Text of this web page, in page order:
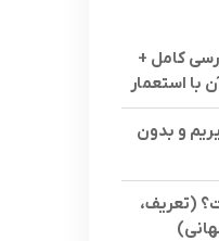
کامل +
با استعمار
و بدون
(تعریف،